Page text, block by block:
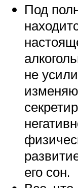
Под
не
его сон.